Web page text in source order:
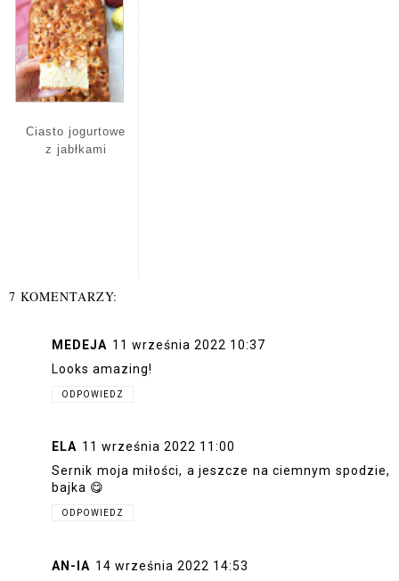
Ciasto jogurtowe
z jabłkami
7 KOMENTARZY:
MEDEJA 11 września 2022 10:37
Looks amazing!
ODPOWIEDZ
ELA 11 września 2022 11:00
Sernik moja miłości, a jeszcze na ciemnym spodzie,
bajka 😋
ODPOWIEDZ
AN-IA 14 września 2022 14:53